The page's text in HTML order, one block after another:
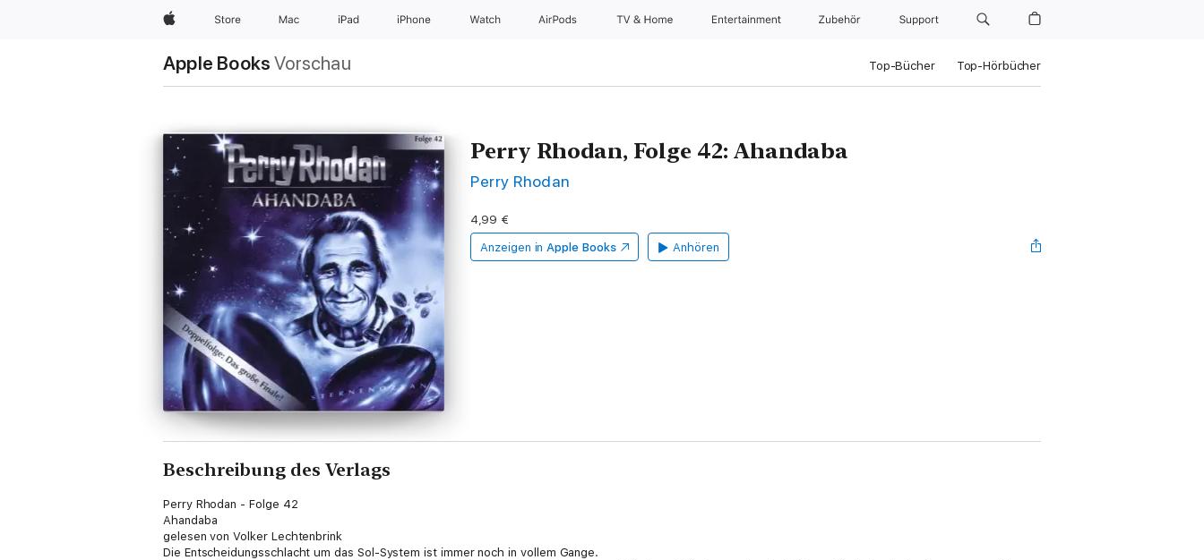
Apple Store Mac iPad iPhone Watch AirPods TV & Home Entertainment Zubehör Support
Apple Books Vorschau Top-Bücher Top-Hörbücher
Perry Rhodan, Folge 42: Ahandaba
Perry Rhodan
4,99 €
Anzeigen in Apple Books Anhören
Beschreibung des Verlags
Perry Rhodan - Folge 42
Ahandaba
gelesen von Volker Lechtenbrink
Die Entscheidungsschlacht um das Sol-System ist immer noch in vollem Gange.